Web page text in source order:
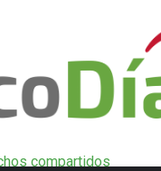
compartidos